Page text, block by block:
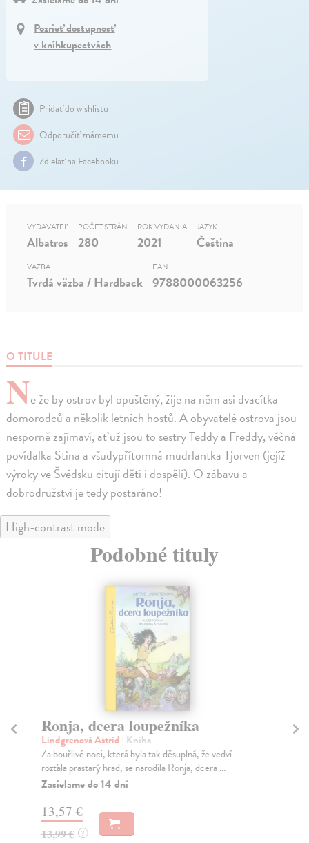
Pozrieť dostupnosť
v kníhkupectvách
Pridať do wishlistu
Odporučiť známemu
Zdielať na Facebooku
O TITULE
Ne že by ostrov byl opuštěný, žije na něm asi dvacítka
domorodců a několik letních hostů. A obyvatelé ostrova jsou
nesporně zajímaví, ať už jsou to sestry Teddy a Freddy, věčná
povídalka Stina a všudypřítomná mudrlantka Tjorven (jejíž
výroky ve Švédsku citují děti i dospělí). O zábavu a
dobrodružství je tedy postaráno!
VYDAVATEĽ
Albatros
POČET STRÁN
280
ROK VYDANIA
2021
JAZYK
Čeština
VÄZBA
Tvrdá väzba / Hardback
EAN
9788000063256
High-contrast mode
Podobné tituly
Ronja, dcera loupežníka
Lindgrenová Astrid | Kniha
Za bouřlivé noci, která byla tak děsuplná, že vedví
rozťala prastarý hrad, se narodila Ronja, dcera ...
Zasielame do 14 dní
13,57 €
13,99 € ?